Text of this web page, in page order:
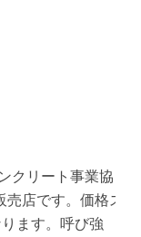
クリート事業協
店です。価格ス
ます。呼び強